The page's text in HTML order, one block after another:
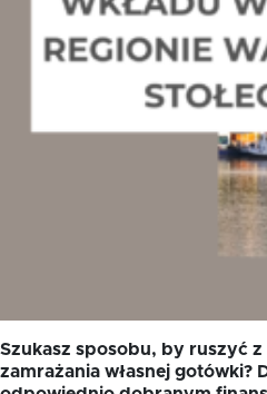
Szukasz sposobu, by ruszyć z
zamrażania własnej gotówki?